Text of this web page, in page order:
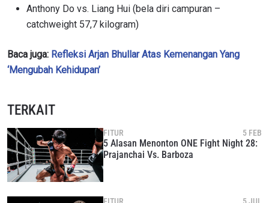
Anthony Do vs. Liang Hui (bela diri campuran –
catchweight 57,7 kilogram)
Baca juga: Refleksi Arjan Bhullar Atas Kemenangan Yang
‘Mengubah Kehidupan’
TERKAIT
FITUR 5 FEB
5 Alasan Menonton ONE Fight Night 28:
Prajanchai Vs. Barboza
IKUTI PERKEMBANGAN TERBARU
Bawa ONE Championship kemana pun anda pergi!
Daftar sekarang untuk mendapat akses ke berita
terbaru, tawaran spesial, dan akses awal untuk kursi
terbaik di gelaran langsung kami.